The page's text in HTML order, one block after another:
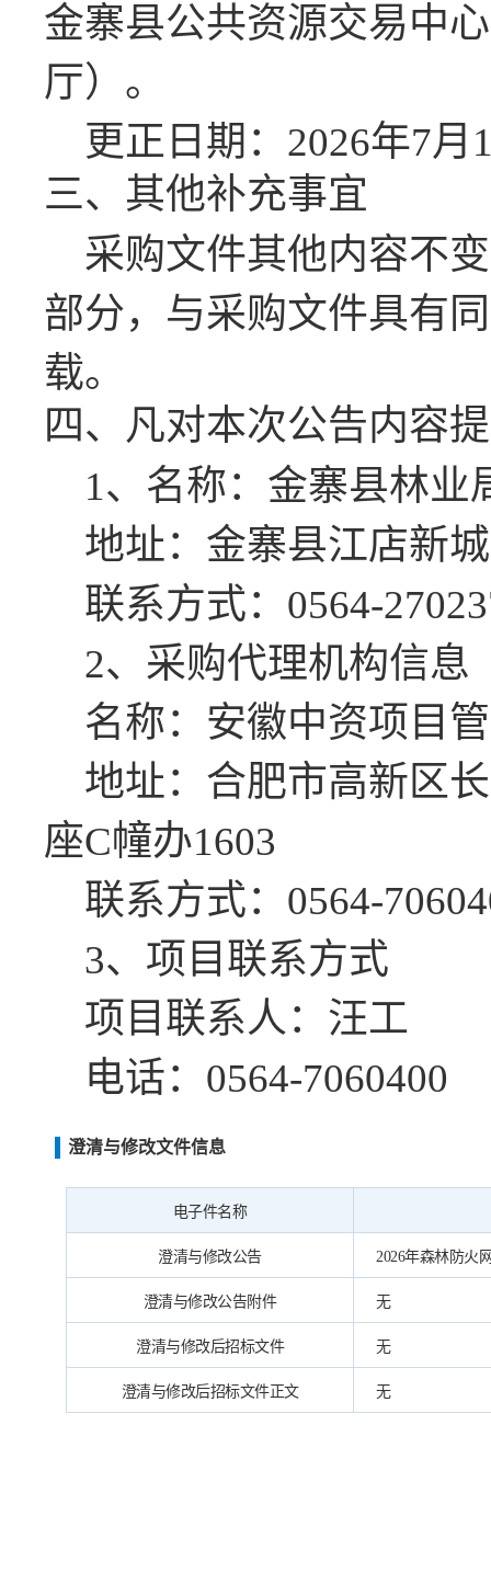
金寨县公共资源交易中
厅）。
更正日期： 2026年7月
三、其他补充事宜
采购文件其他内容不
部分，与采购文件具有
载。
四、凡对本次公告内容
1、名称：金寨县林业
地址：金寨县江店新
联系方式： 0564-
2、采购代理机构信息
名称： 安徽中资项目
地址：合肥市高新区
座C幢办1603
联系方式： 0564-
3、项目联系方式
项目联系人：汪工
电话： 0564-7060400
澄清与修改文件信息
电子件名称
澄清与修改公告 2026年森林防火
澄清与修改公告附件 无
澄清与修改后招标文件 无
澄清与修改后招标文件正文 无